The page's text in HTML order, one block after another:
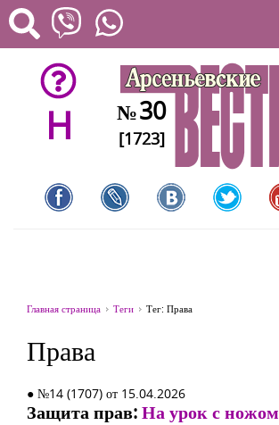
H №30
[1723]
Главная страница Теги Тег: Права
Права
● №14 (1707) от 15.04.2026
Защита прав:На урок с ножом